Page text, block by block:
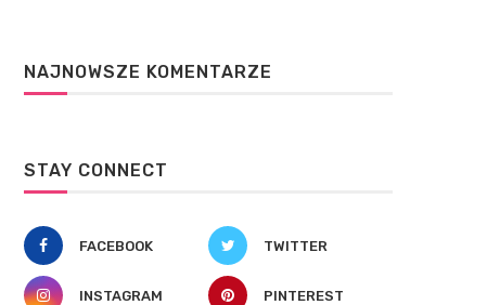
NAJNOWSZE KOMENTARZE
STAY CONNECT
FACEBOOK TWITTER
INSTAGRAM PINTEREST